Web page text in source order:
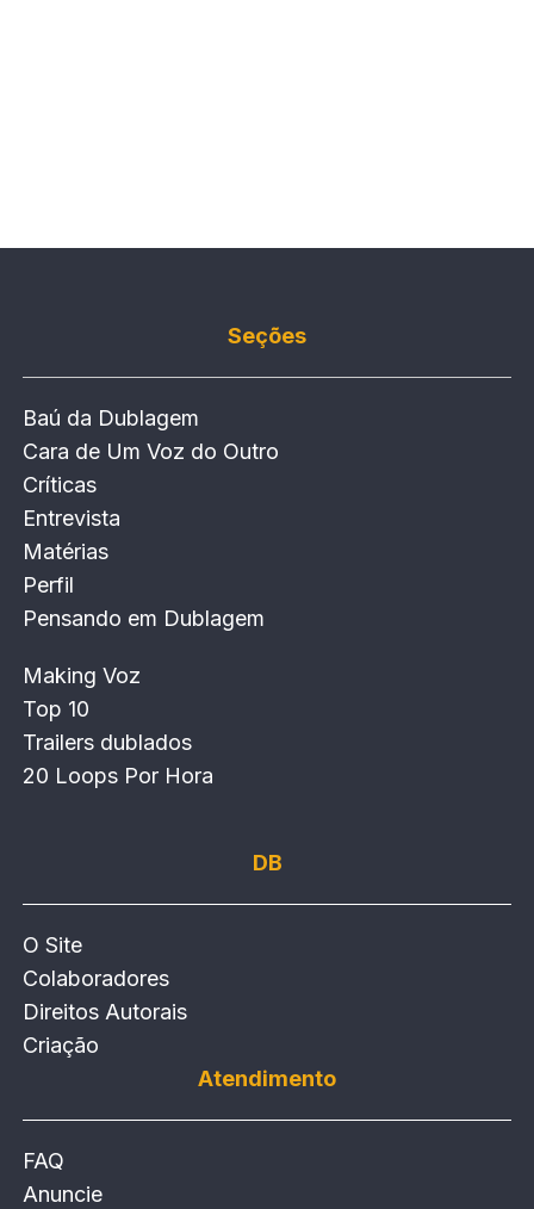
Seções
Baú da Dublagem
Cara de Um Voz do Outro
Críticas
Entrevista
Matérias
Perfil
Pensando em Dublagem
Making Voz
Top 10
Trailers dublados
20 Loops Por Hora
DB
O Site
Colaboradores
Direitos Autorais
Criação
Atendimento
FAQ
Anuncie